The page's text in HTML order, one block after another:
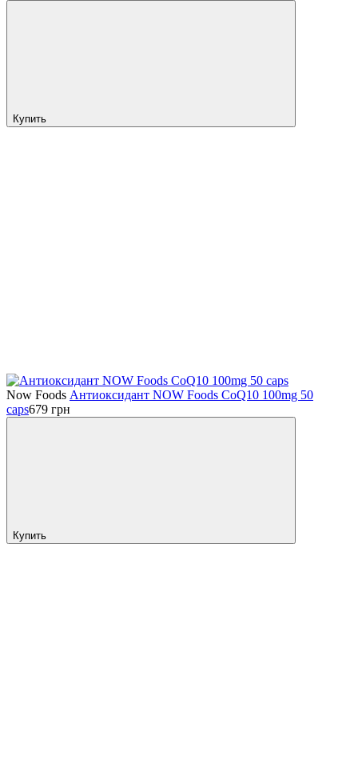
Купить
Now Foods Антиоксидант NOW Foods CoQ10 100mg 50
caps679 грн
Купить